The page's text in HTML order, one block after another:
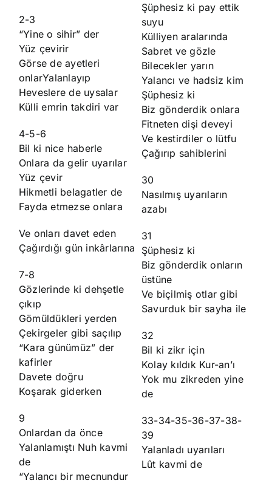
2-3
“Yine o sihir” der
Yüz çevirir
Görse de ayetleri
onlarYalanlayıp
Heveslere de uysalar
Külli emrin takdiri var
4-5-6
Bil ki nice haberle
Onlara da gelir uyarılar
Yüz çevir
Hikmetli belagatler de
Fayda etmezse onlara
Ve onları davet eden
Çağırdığı gün inkârlarına
7-8
Gözlerinde ki dehşetle
çıkıp
Gömüldükleri yerden
Çekirgeler gibi saçılıp
“Kara günümüz” der
kafirler
Davete doğru
Koşarak giderken
9
Onlardan da önce
Yalanlamıştı Nuh kavmi
de
“Yalancı bir mecnundur
Şüphesiz ki pay ettik
suyu
Külliyen aralarında
Sabret ve gözle
Bilecekler yarın
Yalancı ve hadsiz kim
Şüphesiz ki
Biz gönderdik onlara
Fitneten dişi deveyi
Ve kestirdiler o lütfu
Çağırıp sahiblerini
30
Nasılmış uyarıların
azabı
31
Şüphesiz ki
Biz gönderdik onların
üstüne
Ve biçilmiş otlar gibi
Savurduk bir sayha ile
32
Bil ki zikr için
Kolay kıldık Kur-an’ı
Yok mu zikreden yine
de
33-34-35-36-37-38-
39
Yalanladı uyarıları
Lût kavmi de